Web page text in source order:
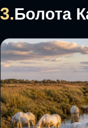
3.Болота